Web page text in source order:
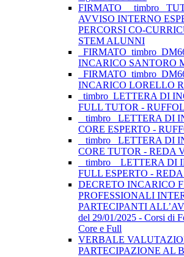
FIRMATO__ timbro
AVVISO INTERNO
PERCORSI CO-
STEM ALUNNI
INCARICO SANTORO
INCARICO LORELLO
_timbro_LETTERA DI
FULL TUTOR -
_ timbro _LETTERA DI
CORE ESPERTO -
_ timbro _LETTERA DI
CORE TUTOR - REDA
_ timbro _ LETTERA
FULL ESPERTO -
DECRETO INCARICO
PROFESSIONALI
PARTECIPANTI
del 29/01/2025 - Corsi di
Core e Full
VERBALE
PARTECIPAZIONE AL